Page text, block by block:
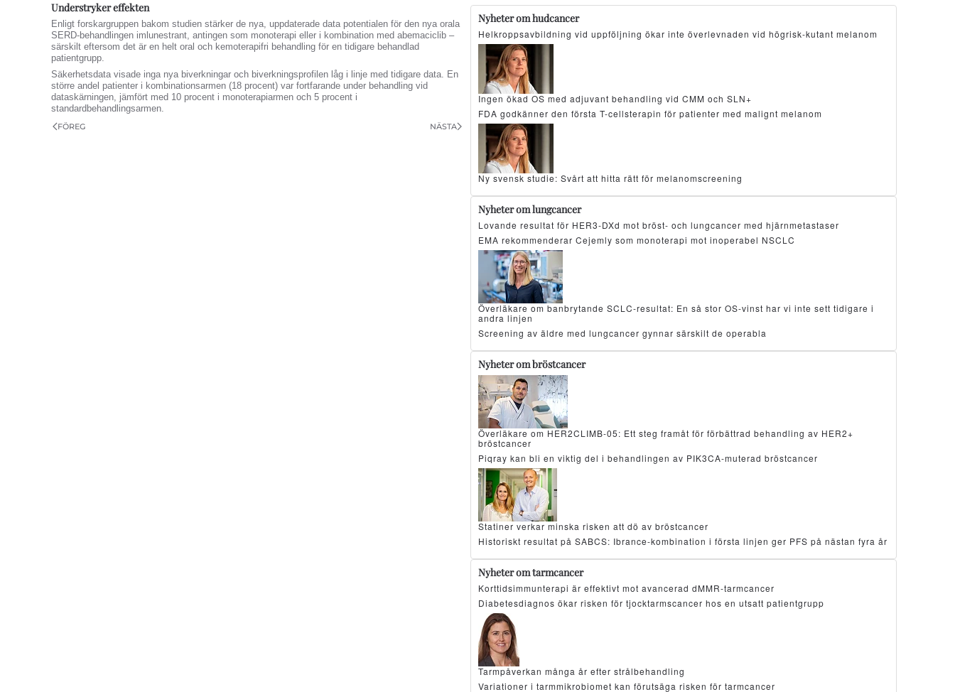
Understryker effekten
Enligt forskargruppen bakom studien stärker de nya, uppdaterade data potentialen för den nya orala
SERD‑behandlingen imlunestrant, antingen som monoterapi eller i kombination med abemaciclib –
särskilt eftersom det är en helt oral och kemoterapifri behandling för en tidigare behandlad
patientgrupp.
Säkerhetsdata visade inga nya biverkningar och biverkningsprofilen låg i linje med tidigare data. En
större andel patienter i kombinationsarmen (18 procent) var fortfarande under behandling vid
dataskärningen, jämfört med 10 procent i monoterapiarmen och 5 procent i
standardbehandlingsarmen.
FÖREG NÄSTA
Nyheter om hudcancer
Helkroppsavbildning vid uppföljning ökar inte överlevnaden vid högrisk-kutant melanom
Ingen ökad OS med adjuvant behandling vid CMM och SLN+
FDA godkänner den första T-cellsterapin för patienter med malignt melanom
Ny svensk studie: Svårt att hitta rätt för melanomscreening
Nyheter om lungcancer
Lovande resultat för HER3-DXd mot bröst- och lungcancer med hjärnmetastaser
EMA rekommenderar Cejemly som monoterapi mot inoperabel NSCLC
Överläkare om banbrytande SCLC-resultat: En så stor OS-vinst har vi inte sett tidigare i
andra linjen
Screening av äldre med lungcancer gynnar särskilt de operabla
Nyheter om bröstcancer
Överläkare om HER2CLIMB-05: Ett steg framåt för förbättrad behandling av HER2+
bröstcancer
Piqray kan bli en viktig del i behandlingen av PIK3CA-muterad bröstcancer
Statiner verkar minska risken att dö av bröstcancer
Historiskt resultat på SABCS: Ibrance-kombination i första linjen ger PFS på nästan fyra år
Nyheter om tarmcancer
Korttidsimmunterapi är effektivt mot avancerad dMMR-tarmcancer
Diabetesdiagnos ökar risken för tjocktarmscancer hos en utsatt patientgrupp
Tarmpåverkan många år efter strålbehandling
Variationer i tarmmikrobiomet kan förutsäga risken för tarmcancer